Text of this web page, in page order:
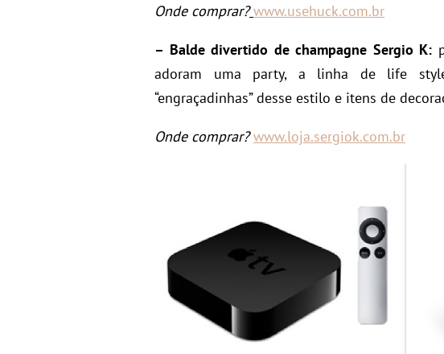
Onde comprar? www.usehuck.com.br
– Balde divertido de champagne Sergio K:
adoram uma party, a linha de life
“engraçadinhas” desse estilo e itens de
Onde comprar? www.loja.sergiok.com.br